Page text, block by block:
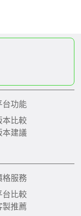
台功能
本比較
本建議
格服務
台比較
製推薦